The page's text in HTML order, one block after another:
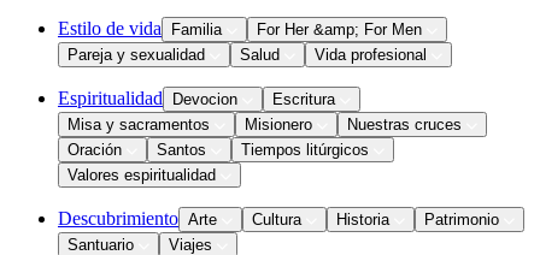
Estilo de vida Familia
For Her &amp; For Men
Pareja y sexualidad
Salud Vida profesional
Espiritualidad Devocion
Escritura
Misa y sacramentos
Misionero
Nuestras cruces
Oración
Santos
Tiempos litúrgicos
Valores espiritualidad
Descubrimiento Arte Cultura Historia
Patrimonio
Santuario
Viajes